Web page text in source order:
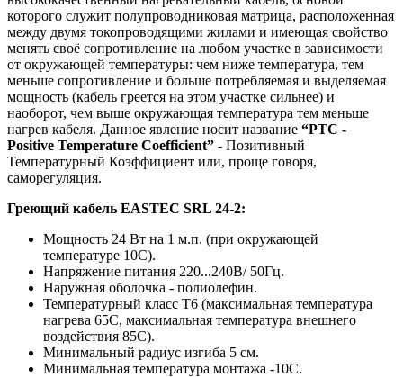
которого служит полупроводниковая матрица, расположенная
между двумя токопроводящими жилами и имеющая свойство
менять своё сопротивление на любом участке в зависимости
от окружающей температуры: чем ниже температура, тем
меньше сопротивление и больше потребляемая и выделяемая
мощность (кабель греется на этом участке сильнее) и
наоборот, чем выше окружающая температура тем меньше
нагрев кабеля. Данное явление носит название “РТС -
Positive Temperature Coefficient” - Позитивный
Температурный Коэффициент или, проще говоря,
саморегуляция.
Греющий кабель EASTEC SRL 24-2:
Мощность 24 Вт на 1 м.п. (при окружающей
температуре 10С).
Напряжение питания 220...240В/ 50Гц.
Наружная оболочка - полиолефин.
Температурный класс Т6 (максимальная температура
нагрева 65С, максимальная температура внешнего
воздействия 85С).
Минимальный радиус изгиба 5 см.
Минимальная температура монтажа -10С.